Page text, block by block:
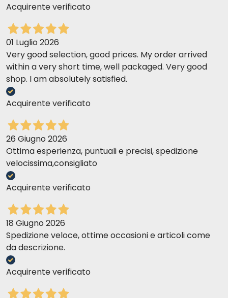
Acquirente verificato
01 Luglio 2026
Very good selection, good prices. My order arrived
within a very short time, well packaged. Very good
shop. I am absolutely satisfied.
Acquirente verificato
26 Giugno 2026
Ottima esperienza, puntuali e precisi, spedizione
velocissima,consigliato
Acquirente verificato
18 Giugno 2026
Spedizione veloce, ottime occasioni e articoli come
da descrizione.
Acquirente verificato